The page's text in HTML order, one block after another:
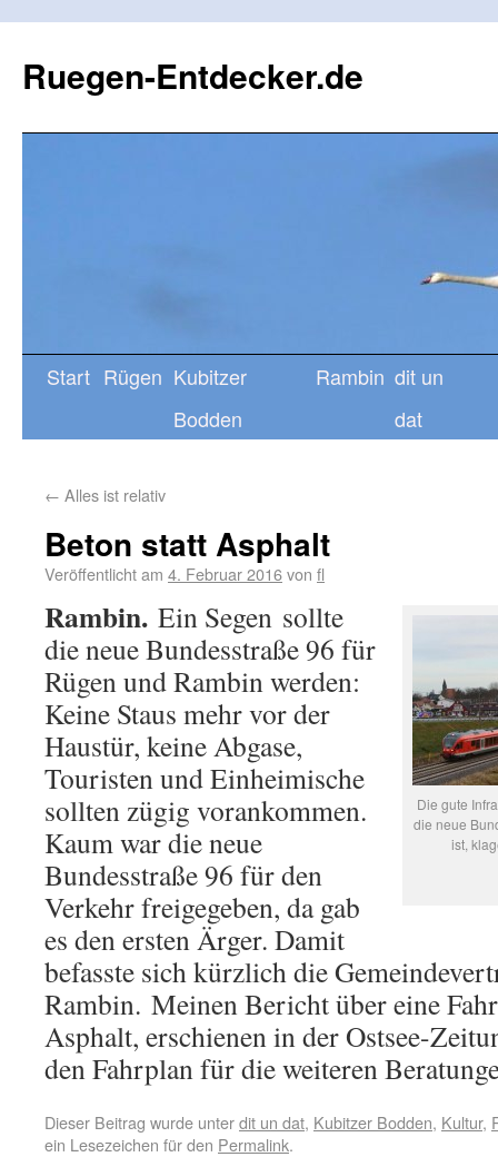
Ruegen-Entdecker.de
Start Rügen Kubitzer
Bodden
Rambin dit un
dat
← Alles ist relativ
Beton statt Asphalt
Veröffentlicht am 4. Februar 2016von fl
Die gute
die neue
ist,
Rambin. Ein Segen sollte
die neue Bundesstraße 96 für
Rügen und Rambin werden:
Keine Staus mehr vor der
Haustür, keine Abgase,
Touristen und Einheimische
sollten zügig vorankommen.
Kaum war die neue
Bundesstraße 96 für den
Verkehr freigegeben, da gab
es den ersten Ärger. Damit
befasste sich kürzlich die
Rambin. Meinen Bericht über eine
Asphalt, erschienen in der Ostsee-
den Fahrplan für die weiteren
Dieser Beitrag wurde unterdit un dat, Kubitzer Bodden, Kultur,
ein Lesezeichen für den Permalink.